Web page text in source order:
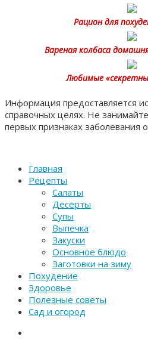
Рацион для
Вареная колбаса
Любимые
Информация предоставляется
справочных целях. Не
первых признаках заболевания
Главная
Рецепты
Салаты
Десерты
Супы
Выпечка
Закуски
Основное блюдо
Заготовки на зиму
Похудение
Здоровье
Полезные советы
Сад и огород